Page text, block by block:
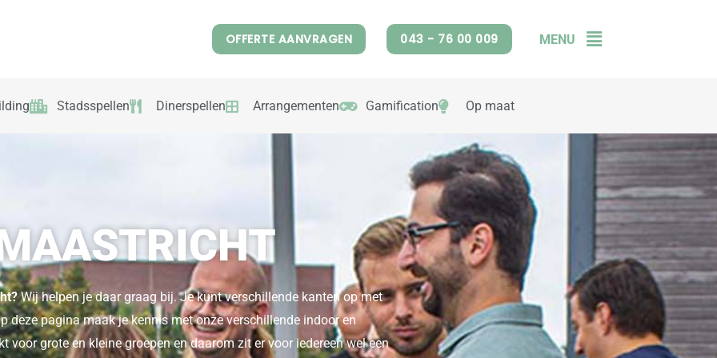
OFFERTE AANVRAGEN 043 - 76 00 009 MENU
Flyout
Stadsspellen Dinerspellen Arrangementen Gamification Op maat
Wij helpen je daar graag bij. Je kunt verschillende kanten op met
deze pagina maak je kennis met onze verschillende indoor en
grote en kleine groepen en daarom zit er voor iedereen wel een